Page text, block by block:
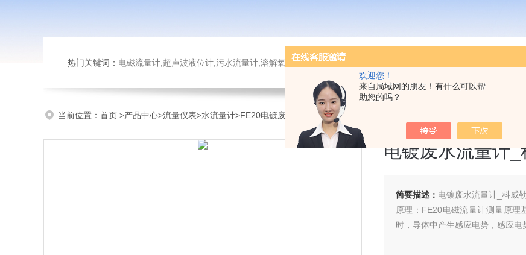
欢迎您！
来自局域网的朋友！有什么可以帮
助您的吗？
热门关键词： 电磁流量计,超声波液位计,污水流量计,溶解氧仪,在线PH计,压力变送器
当前位置： 首页 >产品中心>流量仪表>水流量计>FE20电镀废水流量计_科威勒
电镀废水流量计_
简要描述： 电镀废水流量计_科威勒
原理：FE20电磁流量计测量原理
时，导体中产生感应电势，感应电